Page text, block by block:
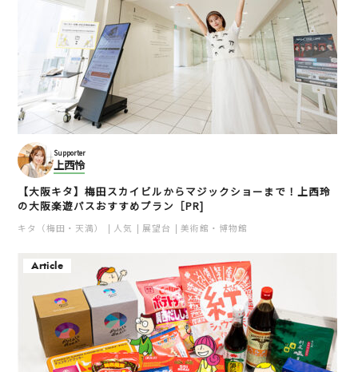
Supporter
上西怜
【大阪キタ】梅田スカイビルからマジックショーまで！上西玲
の大阪楽遊パスおすすめプラン［PR]
キタ（梅田・天満） 人気 展望台 美術館・博物館
Article